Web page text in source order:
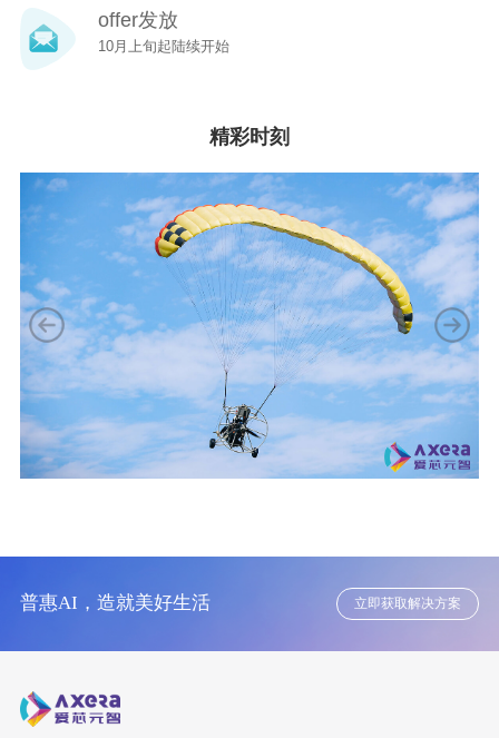
offer发放
10月上旬起陆续开始
精彩时刻
普惠AI，造就美好生活 立即获取解决方案